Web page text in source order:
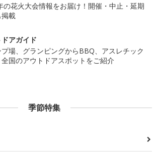
の花火大会情報をお届け！開催・中止・延期
載
アガイド
場、グランピングからBBQ、アスレチック
全国のアウトドアスポットをご紹介
季節特集